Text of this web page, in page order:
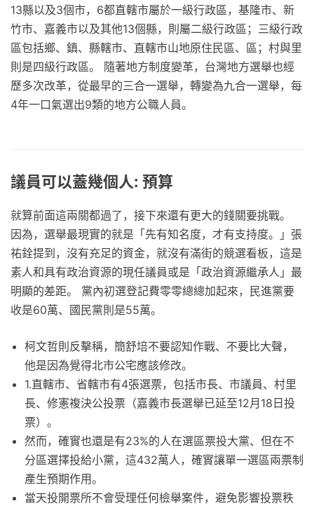
13縣以及3個市，6都直轄市屬於一級行政區，基隆市、新
竹市、嘉義市以及其他13個縣，則屬二級行政區；三級行政
區包括鄉、鎮、縣轄市、直轄市山地原住民區、區；村與里
則是四級行政區。 隨著地方制度變革，台灣地方選舉也經
歷多次改革，從最早的三合一選舉，轉變為九合一選舉，每
4年一口氣選出9類的地方公職人員。
議員可以蓋幾個人: 預算
就算前面這兩關都過了，接下來還有更大的錢關要挑戰。
因為，選舉最現實的就是「先有知名度，才有支持度。」張
祐銓提到，沒有充足的資金，就沒有滿街的競選看板，這是
素人和具有政治資源的現任議員或是「政治資源繼承人」最
明顯的差距。 黨內初選登記費零零總總加起來，民進黨要
收是60萬、國民黨則是55萬。
柯文哲則反擊稱，簡舒培不要認知作戰、不要比大聲，
他是因為覺得北市公宅應該修改。
1.直轄市、省轄市有4張選票，包括市長、市議員、村里
長、修憲複決公投票（嘉義市長選舉已延至12月18日投
票）。
然而，確實也還是有23%的人在選區票投大黨、但在不
分區選擇投給小黨，這432萬人，確實讓單一選區兩票制
產生預期作用。
當天投開票所不會受理任何檢舉案件，避免影響投票秩